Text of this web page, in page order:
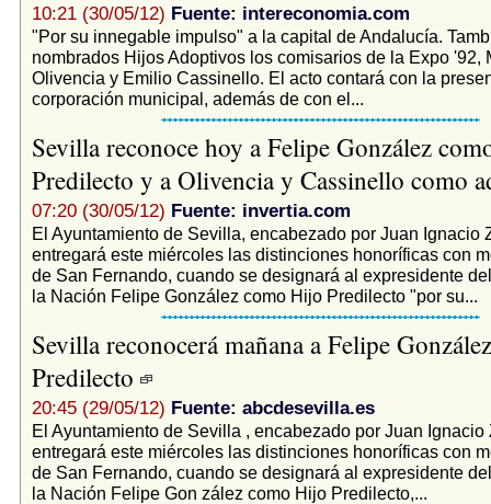
10:21 (30/05/12) Fuente: intereconomia.com
"Por su innegable impulso" a la capital de Andalucía.
nombrados Hijos Adoptivos los comisarios de la Expo '92,
Olivencia y Emilio Cassinello. El acto contará con la
corporación municipal, además de con el...
Sevilla reconoce hoy a Felipe González
Predilecto y a Olivencia y Cassinello como
07:20 (30/05/12) Fuente: invertia.com
El Ayuntamiento de Sevilla, encabezado por Juan Ignacio
entregará este miércoles las distinciones honoríficas con
de San Fernando, cuando se designará al expresidente
la Nación Felipe González como Hijo Predilecto "por su...
Sevilla reconocerá mañana a Felipe
Predilecto
20:45 (29/05/12) Fuente: abcdesevilla.es
El Ayuntamiento de Sevilla , encabezado por Juan Ignacio
entregará este miércoles las distinciones honoríficas con
de San Fernando, cuando se designará al expresidente
la Nación Felipe Gon zález como Hijo Predilecto,...